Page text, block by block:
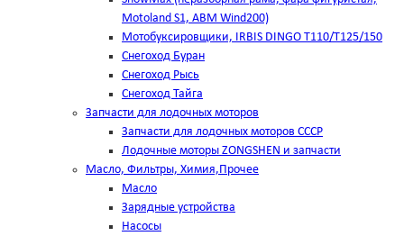
Motoland S1, ABM Wind200)
Мотобуксировщики, IRBIS DINGO Т110/Т125/150
Снегоход Буран
Снегоход Рысь
Снегоход Тайга
Запчасти для лодочных моторов
Запчасти для лодочных моторов СССР
Лодочные моторы ZONGSHEN и запчасти
Масло, Фильтры, Химия,Прочее
Масло
Зарядные устройства
Насосы